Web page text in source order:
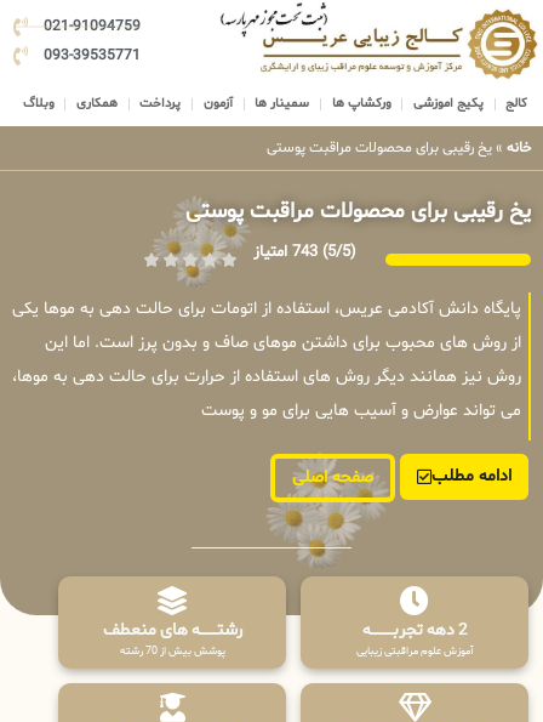
021-91094759
093-39535771
کالج پکیج اموزشی ورکشاپ ها سمینار ها آزمون پرداخت همکاری وبلاگ
خانه » یخ رقیبی برای محصولات مراقبت پوستی
یخ رقیبی برای محصولات مراقبت پوستی
(5/5) 743 امتیاز
پایگاه دانش آکادمی عریس، استفاده از اتومات برای حالت دهی به موها یکی
از روش های محبوب برای داشتن موهای صاف و بدون پرز است. اما این
روش نیز همانند دیگر روش های استفاده از حرارت برای حالت دهی به موها،
می تواند عوارض و آسیب هایی برای مو و پوست
ادامه مطلب صفحه اصلی
2 دهه تجربـــــــــه
آموزش علوم مراقبتی زیبایی
رشتـــــــه های منعطف
پوشش بیش از 70 رشته